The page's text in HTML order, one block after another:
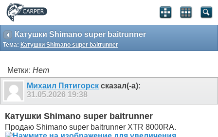
Катушки Shimano super baitrunner
Тема: Катушки Shimano super baitrunner
Метки: Нет
Михаил Пятигорск сказал(-а):
31.05.2026 19:38
Катушки Shimano super baitrunner
Продаю Shimano super baitrunner XTR 8000RA.